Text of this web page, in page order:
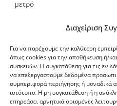
Διαχείριση
Για να παρέχουμε την καλύτερη
όπως cookies για την αποθήκευση ή/
συσκευών. Η συγκατάθεση για τις εν
να επεξεργαστούμε δεδομένα
συμπεριφορά περιήγησης ή μοναδικά
ιστότοπο. Η μη συγκατάθεση ή η
επηρεάσει αρνητικά ορισμένες
μετρό
G-point.gr